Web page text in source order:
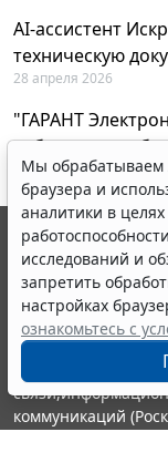
AI-ассистент
техническую
28 апреля 2026
"ГАРАНТ
вебинар по
23 апреля 2026
Мы обрабатываем
браузера и
аналитики в
исследований и
запретить
настройках
ознакомьтесь с
© ООО "НПП
выпускается с
являются
информации
Портал ГАРАНТ.РУ
издания
коммуникаций